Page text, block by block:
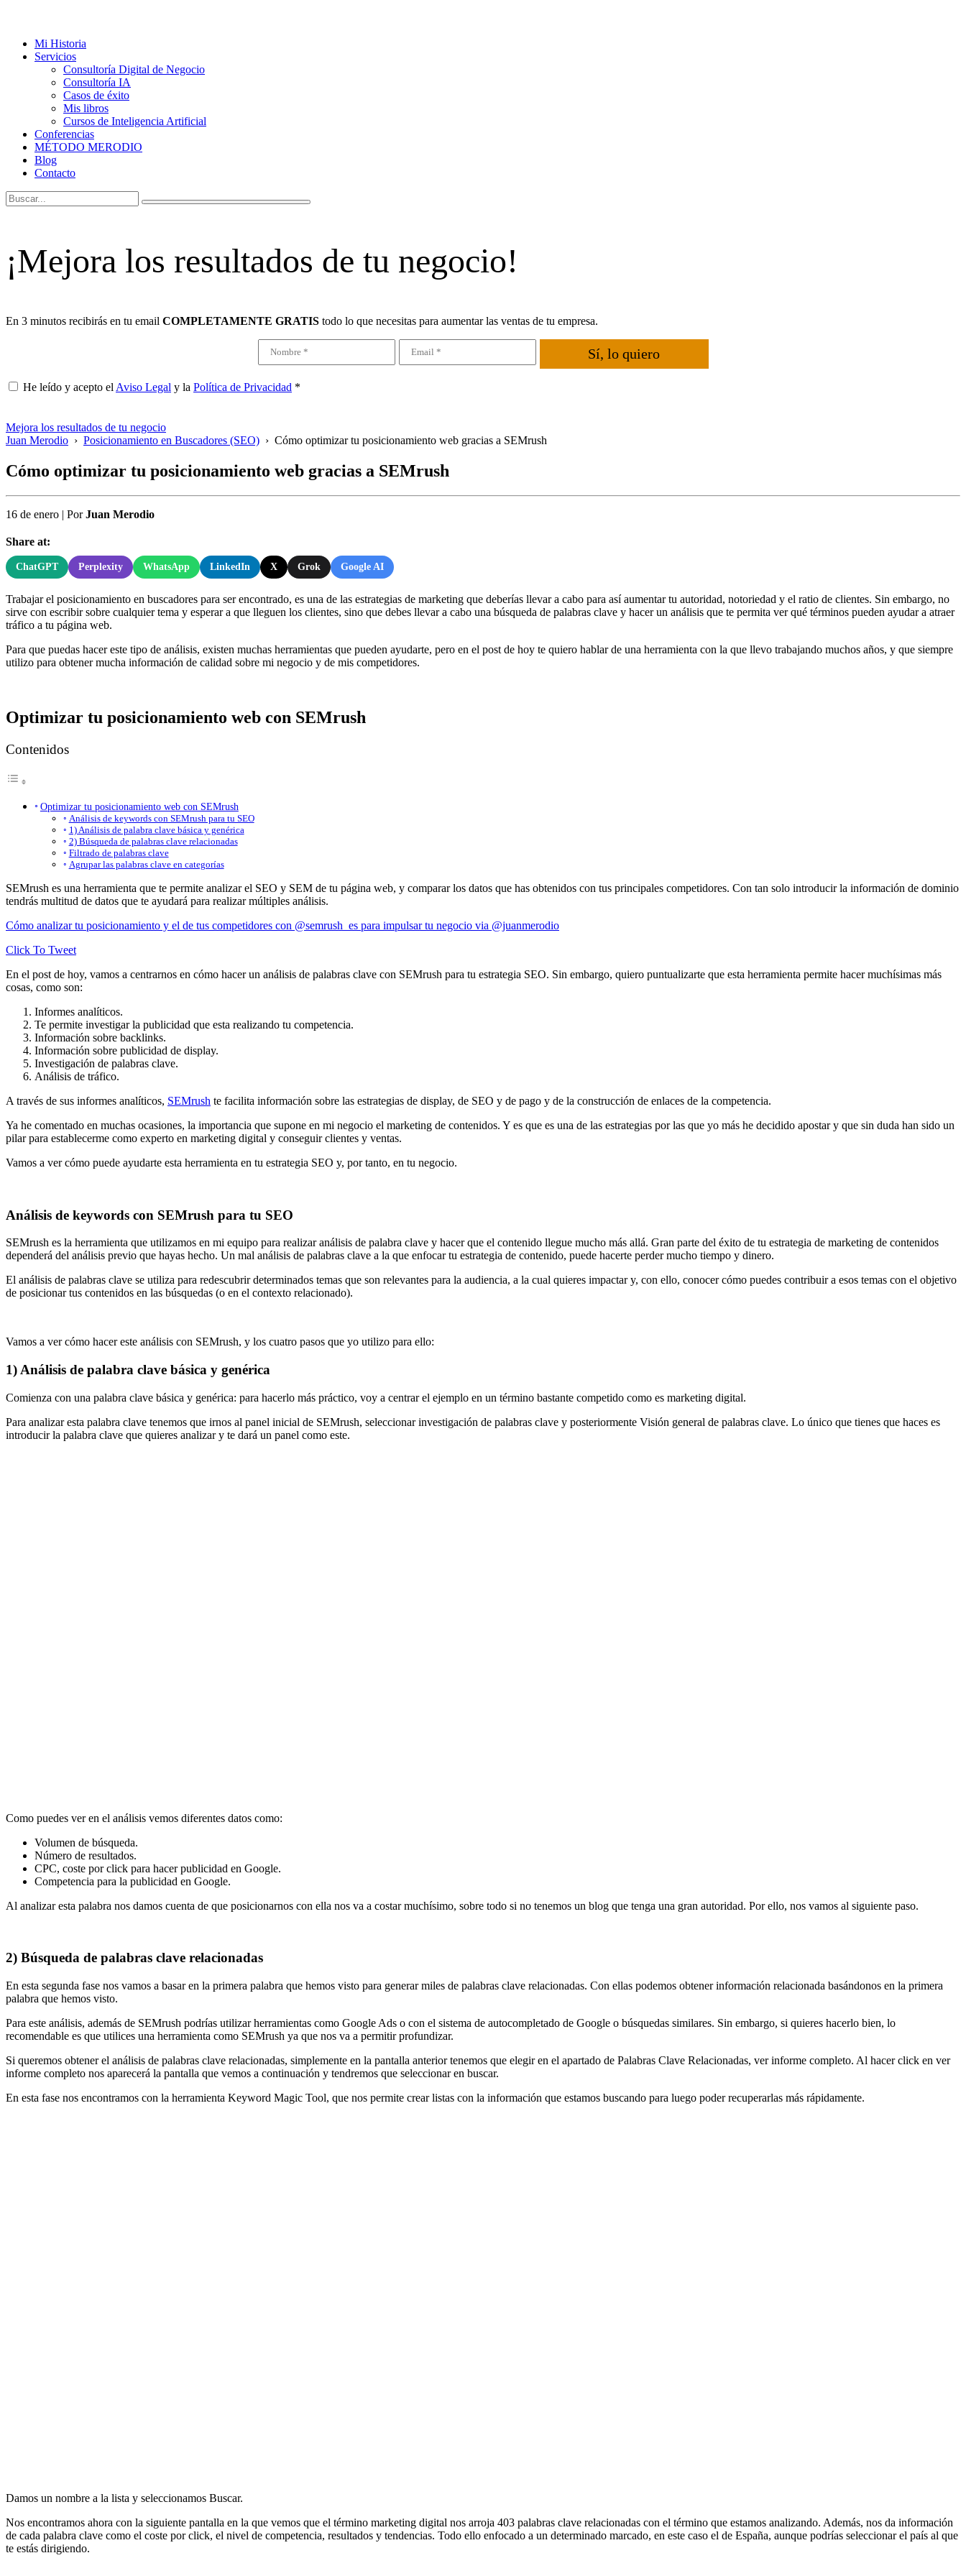
Mi Historia
Servicios
Consultoría Digital de Negocio
Consultoría IA
Casos de éxito
Mis libros
Cursos de Inteligencia Artificial
Conferencias
MÉTODO MERODIO
Blog
Contacto
¡Mejora los resultados de tu negocio!
En 3 minutos recibirás en tu email COMPLETAMENTE GRATIS todo lo que necesitas para aumentar las ventas de tu empresa.
Sí, lo quiero
He leído y acepto el Aviso Legal y la Política de Privacidad *
Mejora los resultados de tu negocio
Juan Merodio › Posicionamiento en Buscadores (SEO) › Cómo optimizar tu posicionamiento web gracias a SEMrush
Cómo optimizar tu posicionamiento web gracias a SEMrush
16 de enero | PorJuan Merodio
Share at:
ChatGPT Perplexity WhatsApp LinkedIn X Grok Google AI
Trabajar el posicionamiento en buscadores para ser encontrado, es una de las estrategias de marketing que deberías llevar a cabo para así aumentar tu autoridad, notoriedad y el ratio de clientes. Sin embargo, no
sirve con escribir sobre cualquier tema y esperar a que lleguen los clientes, sino que debes llevar a cabo una búsqueda de palabras clave y hacer un análisis que te permita ver qué términos pueden ayudar a atraer
tráfico a tu página web.
Para que puedas hacer este tipo de análisis, existen muchas herramientas que pueden ayudarte, pero en el post de hoy te quiero hablar de una herramienta con la que llevo trabajando muchos años, y que siempre
utilizo para obtener mucha información de calidad sobre mi negocio y de mis competidores.
Optimizar tu posicionamiento web con SEMrush
Contenidos
Optimizar tu posicionamiento web con SEMrush
Análisis de keywords con SEMrush para tu SEO
1) Análisis de palabra clave básica y genérica
2) Búsqueda de palabras clave relacionadas
Filtrado de palabras clave
Agrupar las palabras clave en categorías
SEMrush es una herramienta que te permite analizar el SEO y SEM de tu página web, y comparar los datos que has obtenidos con tus principales competidores. Con tan solo introducir la información de dominio
tendrás multitud de datos que te ayudará para realizar múltiples análisis.
Cómo analizar tu posicionamiento y el de tus competidores con @semrush_es para impulsar tu negocio via @juanmerodio
Click To Tweet
En el post de hoy, vamos a centrarnos en cómo hacer un análisis de palabras clave con SEMrush para tu estrategia SEO. Sin embargo, quiero puntualizarte que esta herramienta permite hacer muchísimas más
cosas, como son:
Informes analíticos.
Te permite investigar la publicidad que esta realizando tu competencia.
Información sobre backlinks.
Información sobre publicidad de display.
Investigación de palabras clave.
Análisis de tráfico.
A través de sus informes analíticos, SEMrush te facilita información sobre las estrategias de display, de SEO y de pago y de la construcción de enlaces de la competencia.
Ya he comentado en muchas ocasiones, la importancia que supone en mi negocio el marketing de contenidos. Y es que es una de las estrategias por las que yo más he decidido apostar y que sin duda han sido un
pilar para establecerme como experto en marketing digital y conseguir clientes y ventas.
Vamos a ver cómo puede ayudarte esta herramienta en tu estrategia SEO y, por tanto, en tu negocio.
Análisis de keywords con SEMrush para tu SEO
SEMrush es la herramienta que utilizamos en mi equipo para realizar análisis de palabra clave y hacer que el contenido llegue mucho más allá. Gran parte del éxito de tu estrategia de marketing de contenidos
dependerá del análisis previo que hayas hecho. Un mal análisis de palabras clave a la que enfocar tu estrategia de contenido, puede hacerte perder mucho tiempo y dinero.
El análisis de palabras clave se utiliza para redescubrir determinados temas que son relevantes para la audiencia, a la cual quieres impactar y, con ello, conocer cómo puedes contribuir a esos temas con el objetivo
de posicionar tus contenidos en las búsquedas (o en el contexto relacionado).
Vamos a ver cómo hacer este análisis con SEMrush, y los cuatro pasos que yo utilizo para ello:
1) Análisis de palabra clave básica y genérica
Comienza con una palabra clave básica y genérica: para hacerlo más práctico, voy a centrar el ejemplo en un término bastante competido como es marketing digital.
Para analizar esta palabra clave tenemos que irnos al panel inicial de SEMrush, seleccionar investigación de palabras clave y posteriormente Visión general de palabras clave. Lo único que tienes que haces es
introducir la palabra clave que quieres analizar y te dará un panel como este.
Como puedes ver en el análisis vemos diferentes datos como:
Volumen de búsqueda.
Número de resultados.
CPC, coste por click para hacer publicidad en Google.
Competencia para la publicidad en Google.
Al analizar esta palabra nos damos cuenta de que posicionarnos con ella nos va a costar muchísimo, sobre todo si no tenemos un blog que tenga una gran autoridad. Por ello, nos vamos al siguiente paso.
2) Búsqueda de palabras clave relacionadas
En esta segunda fase nos vamos a basar en la primera palabra que hemos visto para generar miles de palabras clave relacionadas. Con ellas podemos obtener información relacionada basándonos en la primera
palabra que hemos visto.
Para este análisis, además de SEMrush podrías utilizar herramientas como Google Ads o con el sistema de autocompletado de Google o búsquedas similares. Sin embargo, si quieres hacerlo bien, lo
recomendable es que utilices una herramienta como SEMrush ya que nos va a permitir profundizar.
Si queremos obtener el análisis de palabras clave relacionadas, simplemente en la pantalla anterior tenemos que elegir en el apartado de Palabras Clave Relacionadas, ver informe completo. Al hacer click en ver
informe completo nos aparecerá la pantalla que vemos a continuación y tendremos que seleccionar en buscar.
En esta fase nos encontramos con la herramienta Keyword Magic Tool, que nos permite crear listas con la información que estamos buscando para luego poder recuperarlas más rápidamente.
Damos un nombre a la lista y seleccionamos Buscar.
Nos encontramos ahora con la siguiente pantalla en la que vemos que el término marketing digital nos arroja 403 palabras clave relacionadas con el término que estamos analizando. Además, nos da información
de cada palabra clave como el coste por click, el nivel de competencia, resultados y tendencias. Todo ello enfocado a un determinado marcado, en este caso el de España, aunque podrías seleccionar el país al que
te estás dirigiendo.